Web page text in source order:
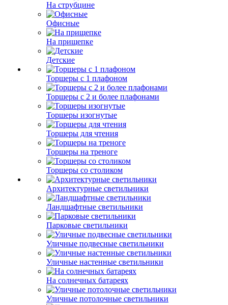
На струбцине
Офисные
На прищепке
Детские
Торшеры с 1 плафоном
Торшеры с 2 и более плафонами
Торшеры изогнутые
Торшеры для чтения
Торшеры на треноге
Торшеры со столиком
Архитектурные светильники
Ландшафтные светильники
Парковые светильники
Уличные подвесные светильники
Уличные настенные светильники
На солнечных батареях
Уличные потолочные светильники